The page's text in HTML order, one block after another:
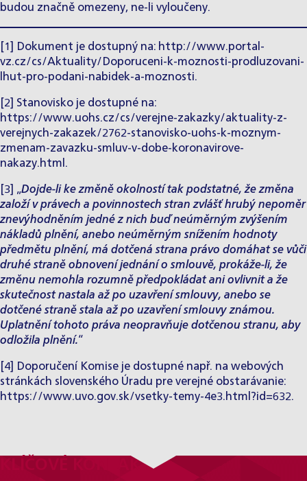
budou značně omezeny, ne-li vyloučeny.
[1] Dokument je dostupný na: http://www.portal-
vz.cz/cs/Aktuality/Doporuceni-k-moznosti-prodluzovani-
lhut-pro-podani-nabidek-a-moznosti.
[2] Stanovisko je dostupné na:
https://www.uohs.cz/cs/verejne-zakazky/aktuality-z-
verejnych-zakazek/2762-stanovisko-uohs-k-moznym-
zmenam-zavazku-smluv-v-dobe-koronavirove-
nakazy.html .
[3] „Dojde-li ke změně okolností tak podstatné, že změna
založí v právech a povinnostech stran zvlášť hrubý nepoměr
znevýhodněním jedné z nich buď neúměrným zvýšením
nákladů plnění, anebo neúměrným snížením hodnoty
předmětu plnění, má dotčená strana právo domáhat se vůči
druhé straně obnovení jednání o smlouvě, prokáže-li, že
změnu nemohla rozumně předpokládat ani ovlivnit a že
skutečnost nastala až po uzavření smlouvy, anebo se
dotčené straně stala až po uzavření smlouvy známou.
Uplatnění tohoto práva neopravňuje dotčenou stranu, aby
odložila plnění.“
[4]
Doporučení Komise je dostupné např. na webových
stránkách slovenského Úradu pre verejné obstarávanie:
https://www.uvo.gov.sk/vsetky-temy-4e3.html?id=632.
KLÍČOVÉ KONTAKTY